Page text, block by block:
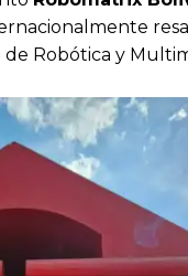
Robótica y